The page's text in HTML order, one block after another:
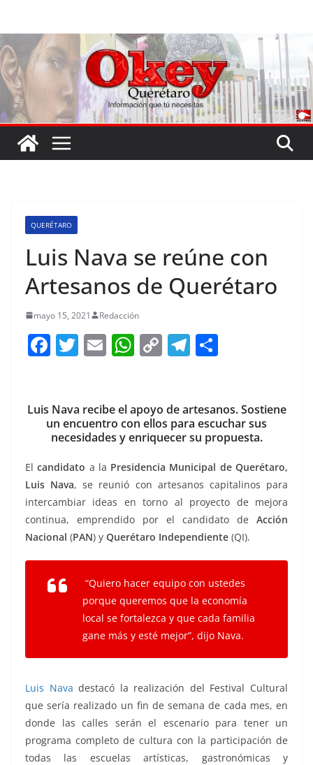
contenido
QUERÉTARO
Luis Nava se reúne con
Artesanos de Querétaro
mayo 15, 2021 Redacción
F
e
b
o
o
k
T
er
E
l
W
s
A
p
p
C
y
Li
n
k
T
gr
a
m
e
Luis Nava recibe el apoyo de artesanos. Sostiene
un encuentro con ellos para escuchar sus
necesidades y enriquecer su propuesta.
Elcandidato a la Presidencia Municipal de Querétaro,
Luis Nava, se reunió con artesanos capitalinos para
intercambiar ideas en torno al proyecto de mejora
continua, emprendido por el candidato de Acción
Nacional (PAN) y Querétaro Independiente (QI).
“Quiero hacer equipo con ustedes
porque queremos que la economía
local se fortalezca y que cada familia
gane más y esté mejor”, dijo Nava.
Luis Nava destacó la realización del Festival Cultural
que sería realizado un fin de semana de cada mes, en
donde las calles serán el escenario para tener un
programa completo de cultura con la participación de
todas las escuelas artísticas, gastronómicas y